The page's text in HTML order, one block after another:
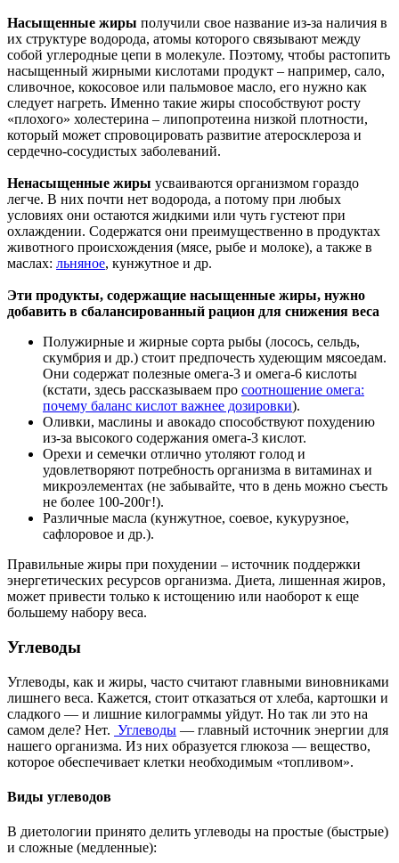
Насыщенные жиры получили свое название из-за наличия в
их структуре водорода, атомы которого связывают между
собой углеродные цепи в молекуле. Поэтому, чтобы растопить
насыщенный жирными кислотами продукт – например, сало,
сливочное, кокосовое или пальмовое масло, его нужно как
следует нагреть. Именно такие жиры способствуют росту
«плохого» холестерина – липопротеина низкой плотности,
который может спровоцировать развитие атеросклероза и
сердечно-сосудистых заболеваний.
Ненасыщенные жиры усваиваются организмом гораздо
легче. В них почти нет водорода, а потому при любых
условиях они остаются жидкими или чуть густеют при
охлаждении. Содержатся они преимущественно в продуктах
животного происхождения (мясе, рыбе и молоке), а также в
маслах: льняное, кунжутное и др.
Эти продукты, содержащие насыщенные жиры, нужно
добавить в сбалансированный рацион для снижения веса
Полужирные и жирные сорта рыбы (лосось, сельдь,
скумбрия и др.) стоит предпочесть худеющим мясоедам.
Они содержат полезные омега-3 и омега-6 кислоты
(кстати, здесь рассказываем про соотношение омега:
почему баланс кислот важнее дозировки).
Оливки, маслины и авокадо способствуют похудению
из-за высокого содержания омега-3 кислот.
Орехи и семечки отлично утоляют голод и
удовлетворяют потребность организма в витаминах и
микроэлементах (не забывайте, что в день можно съесть
не более 100-200г!).
Различные масла (кунжутное, соевое, кукурузное,
сафлоровое и др.).
Правильные жиры при похудении – источник поддержки
энергетических ресурсов организма. Диета, лишенная жиров,
может привести только к истощению или наоборот к еще
большему набору веса.
Углеводы
Углеводы, как и жиры, часто считают главными виновниками
лишнего веса. Кажется, стоит отказаться от хлеба, картошки и
сладкого — и лишние килограммы уйдут. Но так ли это на
самом деле? Нет. Углеводы — главный источник энергии для
нашего организма. Из них образуется глюкоза — вещество,
которое обеспечивает клетки необходимым «топливом».
Виды углеводов
В диетологии принято делить углеводы на простые (быстрые)
и сложные (медленные):